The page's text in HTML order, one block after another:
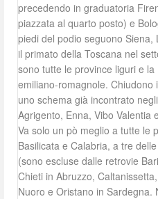
precedendo in graduatoria
piazzata al quarto posto) e
piedi del podio seguono
il primato della Toscana nel
sono tutte le province liguri e
emiliano-romagnole. Chiudono
uno schema già incontrato
Agrigento, Enna, Vibo Valentia
Va solo un pò meglio a tutte le
Basilicata e Calabria, a tre
(sono escluse dalle retrovie
Chieti in Abruzzo,
Nuoro e Oristano in Sardegna.